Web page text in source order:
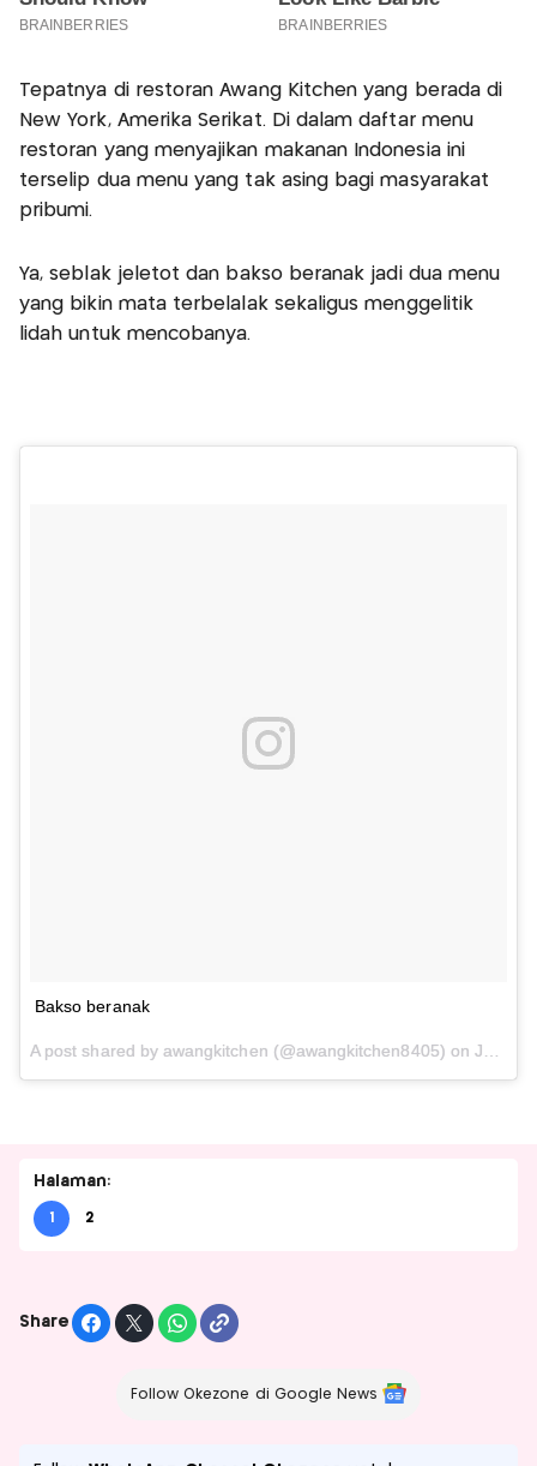
Tepatnya di restoran Awang Kitchen yang berada di
New York, Amerika Serikat. Di dalam daftar menu
restoran yang menyajikan makanan Indonesia ini
terselip dua menu yang tak asing bagi masyarakat
pribumi.
Ya, seblak jeletot dan bakso beranak jadi dua menu
yang bikin mata terbelalak sekaligus menggelitik
lidah untuk mencobanya.
Bakso beranak
A post shared by awangkitchen (@awangkitchen8405) on Jun 20, 2017 at 1:50pm PDT
Halaman:
1 2
Share
Follow Okezone di Google News